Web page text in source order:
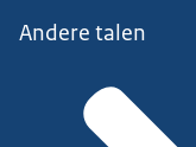
Andere talen